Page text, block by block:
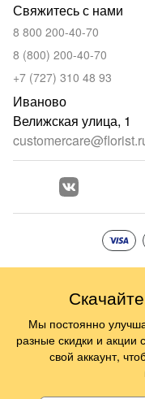
Свяжитесь с нами
8 800 200-40-70
8 (800) 200-40-70
+7 (727) 310 48 93
Иваново
Велижская улица, 1
Мы постоянно
разные скидки и акции
свой аккаунт,